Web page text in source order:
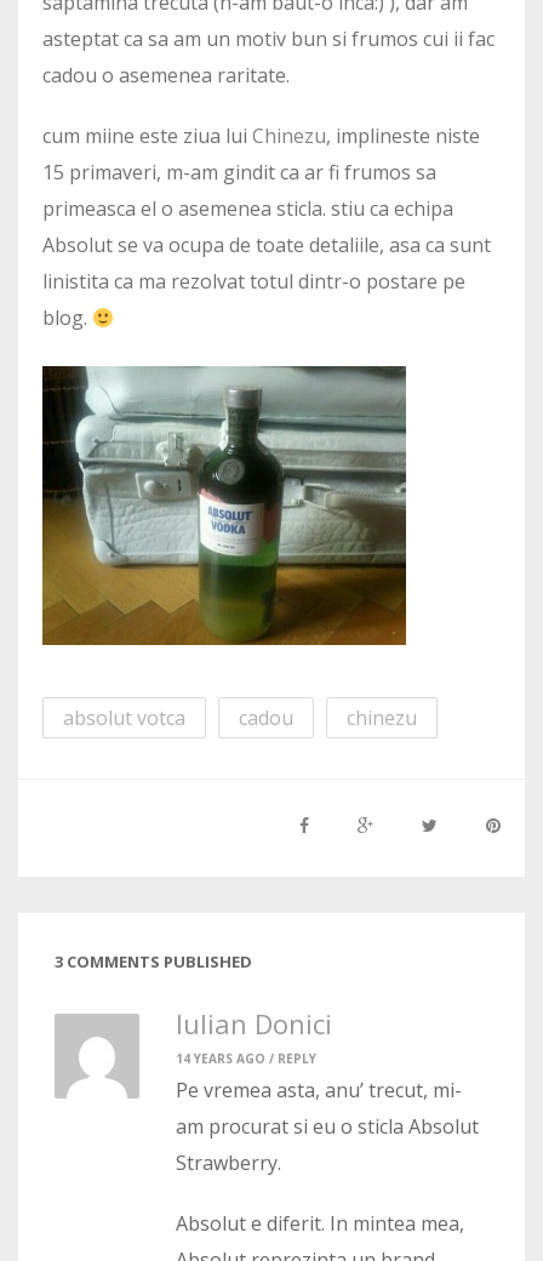
asteptat ca sa am un motiv bun si frumos cui ii fac
cadou o asemenea raritate.
cum miine este ziua lui Chinezu, implineste niste
15 primaveri, m-am gindit ca ar fi frumos sa
primeasca el o asemenea sticla. stiu ca echipa
Absolut se va ocupa de toate detaliile, asa ca sunt
linistita ca ma rezolvat totul dintr-o postare pe
blog.
absolut votca cadou chinezu
3 COMMENTS PUBLISHED
Iulian Donici
14 YEARS AGO / REPLY
Pe vremea asta, anu’ trecut, mi-
am procurat si eu o sticla Absolut
Strawberry.
Absolut e diferit. In mintea mea,